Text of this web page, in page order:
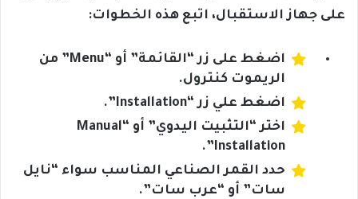
على جهاز الاستقبال، اتبع هذه الخطوات:
اضغط على زر “القائمة” أو “Menu” من
الريموت كنترول.
اضغط علي زر “Installation”.
اختر “التثبيت اليدوي” أو “Manual
Installation”.
حدد القمر الصناعي المناسب سواء “نايل
سات” أو “عرب سات”.